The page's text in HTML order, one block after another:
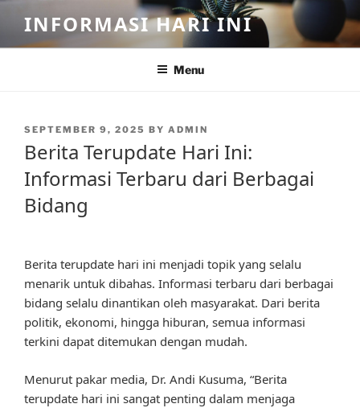
content
INFORMASI HARI INI
Menu
POSTED
SEPTEMBER 9, 2025 BY ADMIN
Berita Terupdate Hari Ini:
Informasi Terbaru dari Berbagai
Bidang
Berita terupdate hari ini menjadi topik yang selalu
menarik untuk dibahas. Informasi terbaru dari berbagai
bidang selalu dinantikan oleh masyarakat. Dari berita
politik, ekonomi, hingga hiburan, semua informasi
terkini dapat ditemukan dengan mudah.
Menurut pakar media, Dr. Andi Kusuma, “Berita
terupdate hari ini sangat penting dalam menjaga